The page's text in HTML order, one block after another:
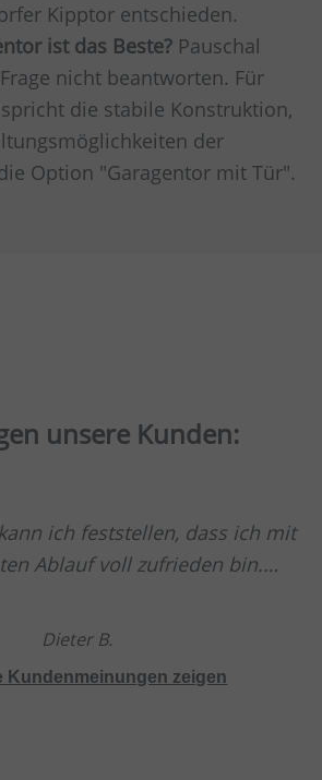
Kipptor entschieden.
ist das Beste? Pauschal
nicht beantworten. Für
die stabile Konstruktion,
der
Option "Garagentor mit Tür".
unsere Kunden:
ich feststellen, dass ich mit
Ablauf voll zufrieden bin.
dass ich den Auftrag an Ihr
weiterempfehlen.
Dieter B.
Kundenmeinungen zeigen